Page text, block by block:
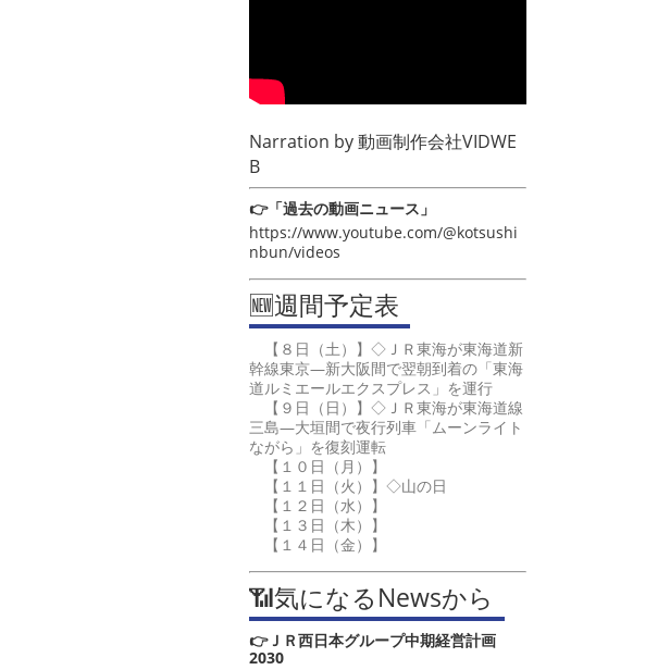
Narration by動画制作会社VIDWE
B
👉「過去の動画ニュース」
https://www.youtube.com/@kotsushi
nbun/videos
🆕週間予定表
【８日（土）】◇ＪＲ東海が東海道新
幹線東京―新大阪間で翌朝到着の「東海
道ルミエールエクスプレス」を運行
【９日（日）】◇ＪＲ東海が東海道線
三島―大垣間で夜行列車「ムーンライト
ながら」を復刻運転
【１０日（月）】
【１１日（火）】◇山の日
【１２日（水）】
【１３日（木）】
【１４日（金）】
📶気になるNewsから
👉ＪＲ西日本グループ中期経営計画
2030